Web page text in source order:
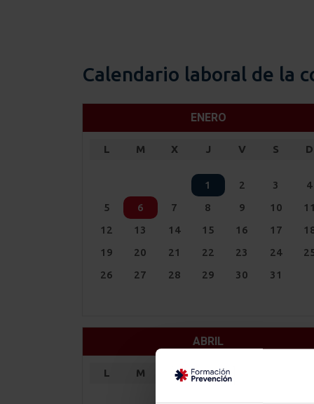
Calendario laboral de la
ENERO
L M X J V S D
1 2 3
4
5
6 7 8 9 10
11
12
13 14 15 16 17
19
20 21 22 23 24
26
27 28 29 30 31
ABRIL
L M X J